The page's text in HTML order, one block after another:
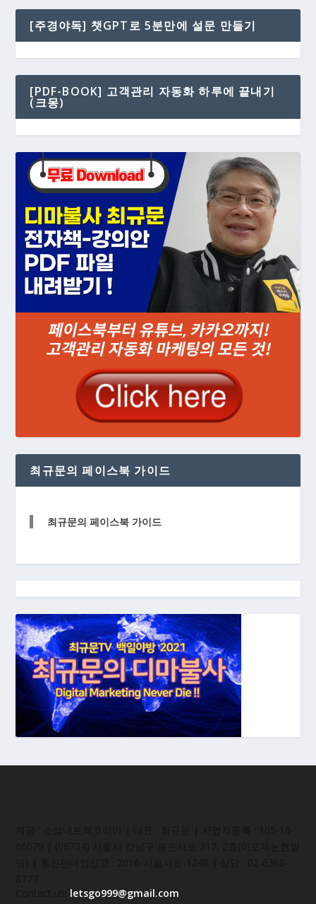
[주경야독] 챗GPT로 5분만에 설문 만들기
[PDF-BOOK] 고객관리 자동화 하루에 끝내기
(크몽)
최규문의 페이스북 가이드
최규문의 페이스북 가이드
letsgo999@gmail.com